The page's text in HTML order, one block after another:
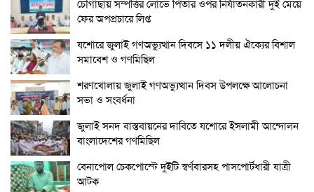
চৌগাছায় সম্পত্তির লোভে পিতার ওপর নির্যাতনকারী দুই মেয়ে
ফের অপপ্রচারে লিপ্ত
যশোরে জুলাই গণঅভ্যুত্থান দিবসে ১১ দলীয় ঐক্যের বিশাল
সমাবেশ ও গণমিছিল
শরণখোলায় জুলাই গণঅভ্যুত্থান দিবস উপলক্ষে আলোচনা
সভা ও সংবর্ধনা
জুলাই সনদ বাস্তবায়নের দাবিতে যশোরে ইসলামী আন্দোলন
বাংলাদেশের গণমিছিল
বেনাপোল চেকপোস্টে দুইটি স্বর্ণবারসহ পাসপোর্টধারী যাত্রী
আটক